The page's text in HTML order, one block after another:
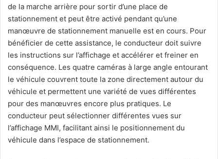
de la marche arrière pour sortir d’une place de
stationnement et peut être activé pendant qu’une
manœuvre de stationnement manuelle est en cours. Pour
bénéficier de cette assistance, le conducteur doit suivre
les instructions sur l’affichage et accélérer et freiner en
conséquence. Les quatre caméras à large angle entourant
le véhicule couvrent toute la zone directement autour du
véhicule et permettent une variété de vues différentes
pour des manœuvres encore plus pratiques. Le
conducteur peut sélectionner différentes vues sur
l’affichage MMI, facilitant ainsi le positionnement du
véhicule dans l’espace de stationnement.